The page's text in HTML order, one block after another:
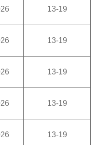
13-19
13-19
13-19
13-19
13-19